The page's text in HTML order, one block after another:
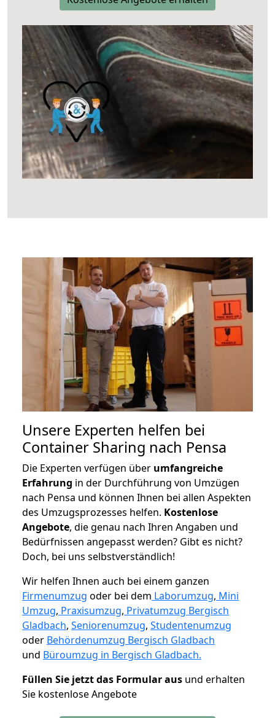
Unsere Experten helfen bei
Container Sharing nach Pensa
Die Experten verfügen über umfangreiche
Erfahrung in der Durchführung von Umzügen
nach Pensa und können Ihnen bei allen Aspekten
des Umzugsprozesses helfen. Kostenlose
Angebote, die genau nach Ihren Angaben und
Bedürfnissen angepasst werden? Gibt es nicht?
Doch, bei uns selbstverständlich!
Wir helfen Ihnen auch bei einem ganzen
Firmenumzug oder bei dem Laborumzug, Mini
Umzug, Praxisumzug, Privatumzug Bergisch
Gladbach, Seniorenumzug, Studentenumzug
oder Behördenumzug Bergisch Gladbach
und Büroumzug in Bergisch Gladbach.
Füllen Sie jetzt das Formular aus und erhalten
Sie kostenlose Angebote